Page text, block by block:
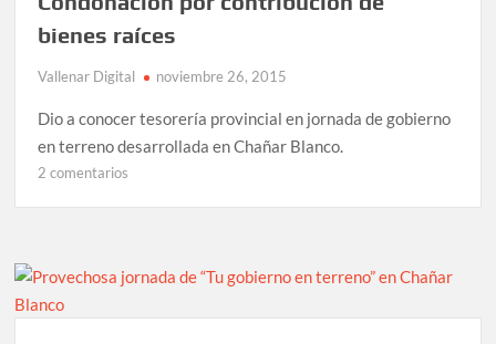
bienes raíces
Vallenar Digital noviembre 26, 2015
Dio a conocer tesorería provincial en jornada de gobierno
en terreno desarrollada en Chañar Blanco.
2 comentarios
raíces